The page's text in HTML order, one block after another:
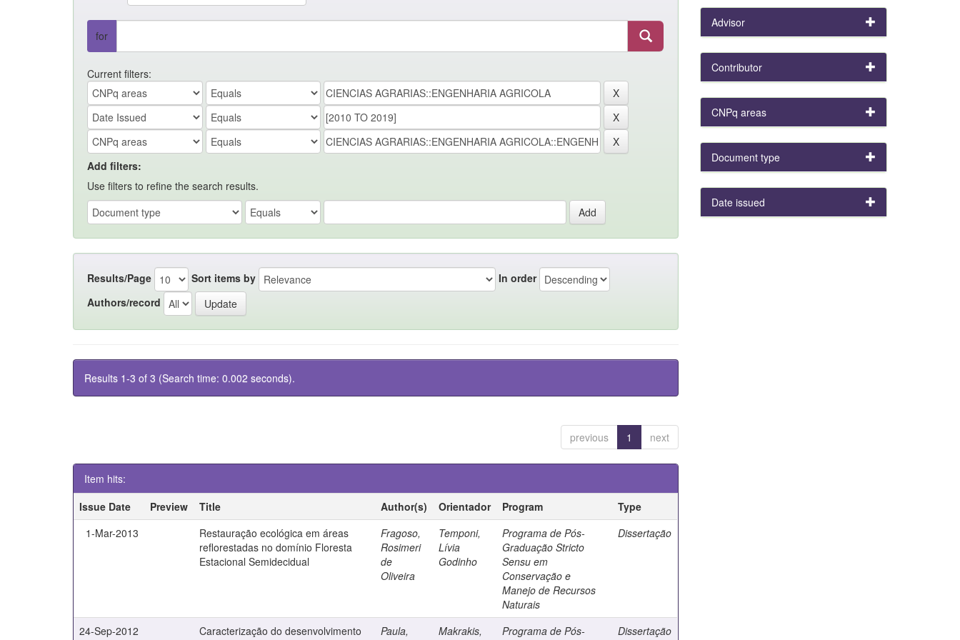
for
Current filters:
Add filters:
Use filters to refine the search results.
Results/Page Sort items by
In order
Authors/record
Results 1-3 of 3 (Search time: 0.002 seconds).
previous 1 next
Item hits:
Issue Date
Preview Title Author(s) Orientador Program
Type
1-Mar-2013
Restauração ecológica em áreas
reflorestadas no domínio Floresta
Estacional Semidecidual
Fragoso,
Rosimeri
de
Oliveira
Temponi,
Lívia
Godinho
Programa de Pós-
Graduação Stricto
Sensu em
Conservação e
Manejo de Recursos
Naturais
Dissertação
24-Sep-2012
Caracterização do desenvolvimento
Paula,
Makrakis,
Programa de Pós-
Dissertação
Advisor
Contributor
CNPq areas
Document type
Date issued